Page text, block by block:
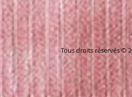
Tous droits réservés ©